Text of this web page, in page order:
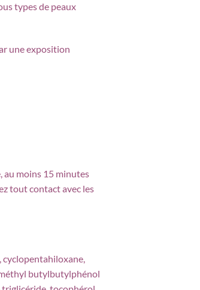
types de peaux
une exposition
au moins 15 minutes
tout contact avec les
cyclopentahiloxane,
butylbutylphénol